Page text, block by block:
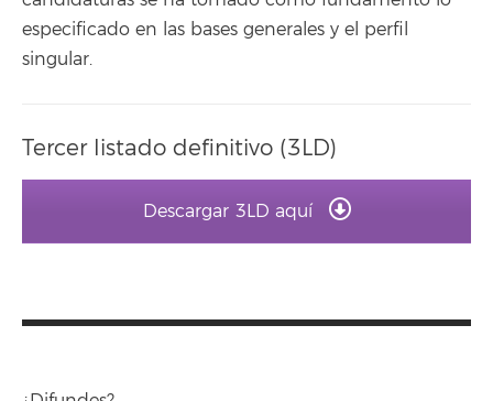
especificado en las bases generales y el perfil
singular.
Tercer listado definitivo (3LD)
Descargar 3LD aquí